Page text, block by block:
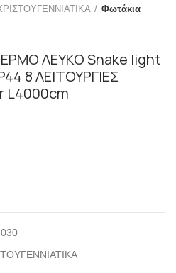
Φωτάκια
ΛΕΥΚΟ Snake light
8 ΛΕΙΤΟΥΡΓΙΕΣ
L4000cm